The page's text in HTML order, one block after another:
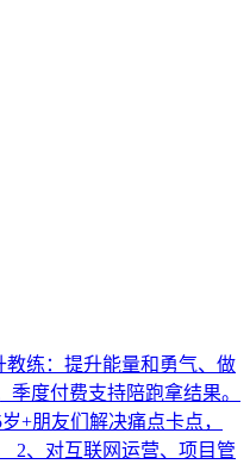
练：提升能量和勇气、做
度付费支持陪跑拿结果。
+朋友们解决痛点卡点，
2、对互联网运营、项目管